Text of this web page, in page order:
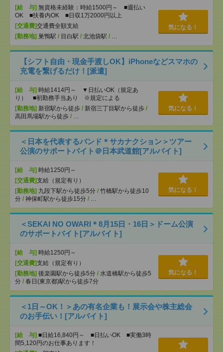
[給 与] 無資格未経験：時給1500円～ ■週払い
OK ■扶養内OK ■日収1万2000円以上
[交通費]交通費全額支給
[勤務地] 巣鴨駅 / 目白駅 / 北池袋駅 / …
気になる！
【シフト自由・現金手渡しOK】iPhoneなどスマホの
充電を繋げるだけ！[派遣]
[給 与] 時給1414円～ ▼日払いOK（規定あ
り） ■初勤務手当あり ※規定による
[勤務地] 新宿駅から徒歩 / 新宿三丁目駅から徒歩 /
高田馬場駅から徒歩 / …
気になる！
＜日本を代表するバンド＊サカナクション＞ツアー
公演のサポートバイト＠日本武道館[アルバイト]
[給 与] 時給1250円～
[交通費]支給（規定有り）
[勤務地] 九段下駅から徒歩5分 / 竹橋駅から徒歩10
分 / 神保町駅から徒歩15分 / …
気になる！
＜SEKAI NO OWARI＊8月15日・16日＞ドーム公演
のサポートバイト[アルバイト]
[給 与] 時給1250円～
[交通費]支給（規定有り）
[勤務地] 後楽園駅から徒歩5分 / 水道橋駅から徒歩5
分 / 春日(東京都)駅から徒歩7分
気になる！
＜1日～OK！＞あの有名企業も！展示会や株主総会
のお手伝い！[アルバイト]
[給 与] ■日給16,840円～ ■日払いOK ■実働3時
間5,120円のお仕事あります！